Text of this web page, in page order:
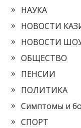
НАУКА
НОВОСТИ
НОВОСТИ
ОБЩЕСТВО
ПЕНСИИ
ПОЛИТИКА
Симптомы и
СПОРТ